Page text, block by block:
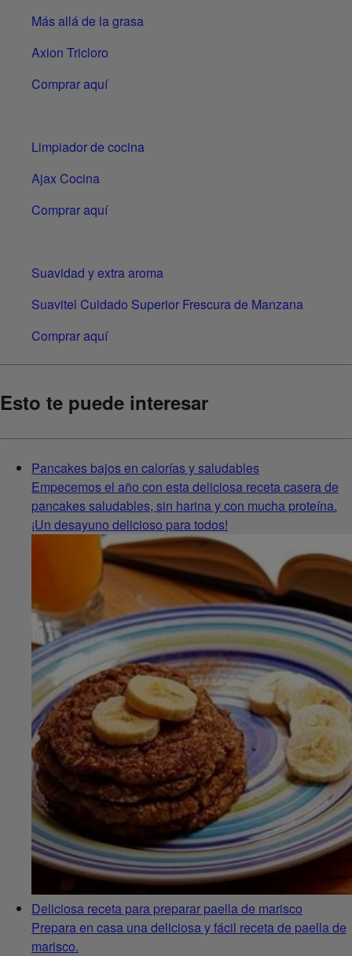
Más allá de la grasa
Axion Tricloro
Comprar aquí
Limpiador de cocina
Ajax Cocina
Comprar aquí
Suavidad y extra aroma
Suavitel Cuidado Superior Frescura de Manzana
Comprar aquí
Esto te puede interesar
Pancakes bajos en calorías y saludables
Empecemos el año con esta deliciosa receta casera de
pancakes saludables, sin harina y con mucha proteína.
¡Un desayuno delicioso para todos!
Deliciosa receta para preparar paella de marisco
Prepara en casa una deliciosa y fácil receta de paella de
marisco.